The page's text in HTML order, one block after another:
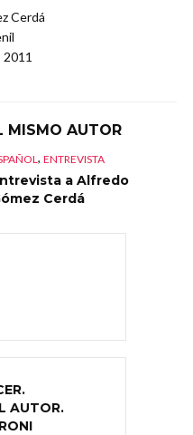
Cerdá
2011
MISMO AUTOR
, ENTREVISTA
a Alfredo
Cerdá
AUTOR.